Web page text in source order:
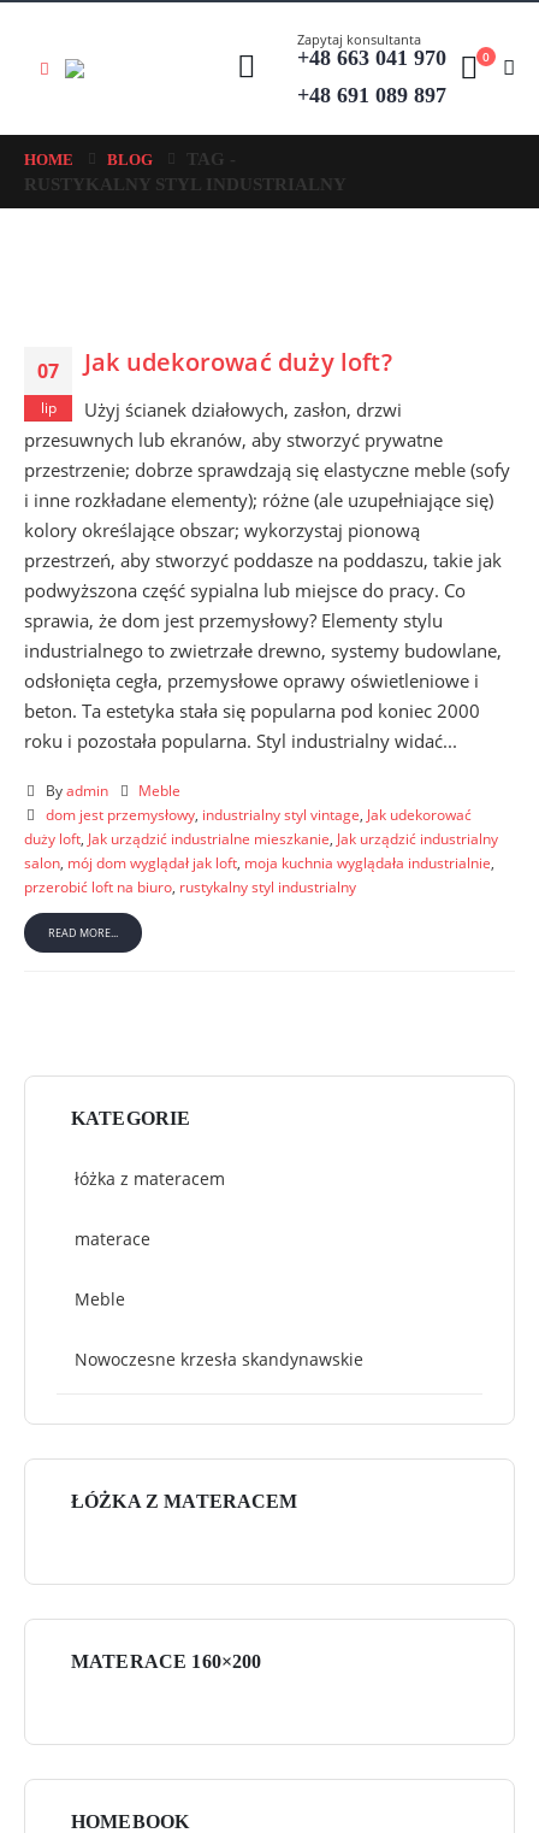
Zapytaj konsultanta
+48 663 041 970
+48 691 089 897
0
HOME BLOG
TAG -
RUSTYKALNY STYL INDUSTRIALNY
07
lip
Jak udekorować duży loft?
Użyj ścianek działowych, zasłon, drzwi
przesuwnych lub ekranów, aby stworzyć prywatne
przestrzenie; dobrze sprawdzają się elastyczne meble (sofy
i inne rozkładane elementy); różne (ale uzupełniające się)
kolory określające obszar; wykorzystaj pionową
przestrzeń, aby stworzyć poddasze na poddaszu, takie jak
podwyższona część sypialna lub miejsce do pracy. Co
sprawia, że ​​dom jest przemysłowy? Elementy stylu
industrialnego to zwietrzałe drewno, systemy budowlane,
odsłonięta cegła, przemysłowe oprawy oświetleniowe i
beton. Ta estetyka stała się popularna pod koniec 2000
roku i pozostała popularna. Styl industrialny widać...
Byadmin
Meble
​​dom jest przemysłowy, industrialny styl vintage, Jak udekorować
duży loft, Jak urządzić industrialne mieszkanie, Jak urządzić industrialny
salon, mój dom wyglądał jak loft, moja kuchnia wyglądała industrialnie,
przerobić loft na biuro, rustykalny styl industrialny
READ MORE...
KATEGORIE
łóżka z materacem
materace
Meble
Nowoczesne krzesła skandynawskie
ŁÓŻKA Z MATERACEM
MATERACE 160×200
HOMEBOOK